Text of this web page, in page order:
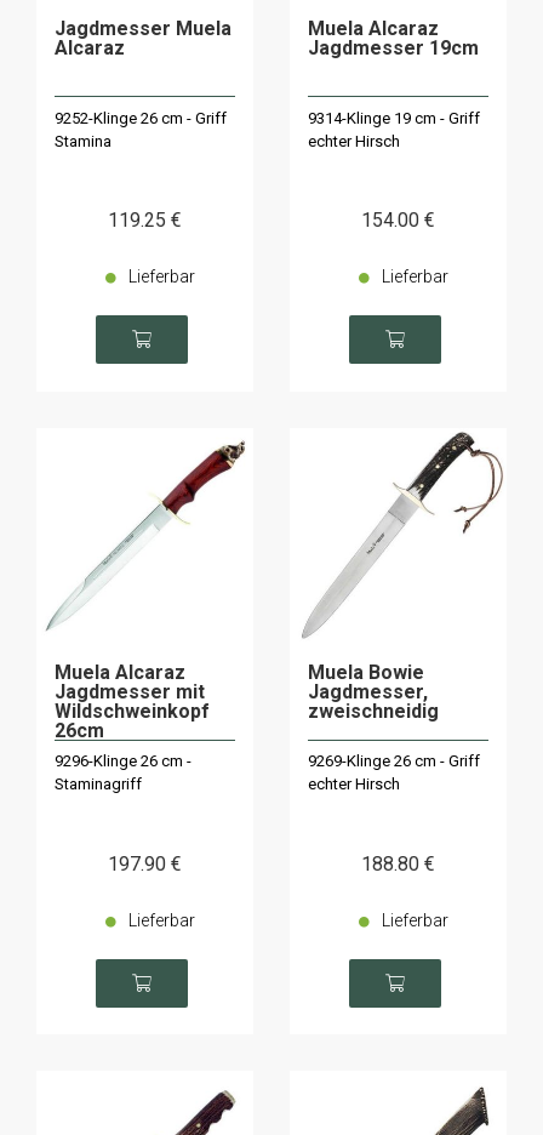
Jagdmesser Muela
Alcaraz
9252-Klinge 26 cm - Griff
Stamina
119.25 €
Lieferbar
Muela Alcaraz
Jagdmesser 19cm
9314-Klinge 19 cm - Griff
echter Hirsch
154.00 €
Lieferbar
Muela Alcaraz
Jagdmesser mit
Wildschweinkopf
26cm
9296-Klinge 26 cm -
Staminagriff
197.90 €
Lieferbar
Muela Bowie
Jagdmesser,
zweischneidig
9269-Klinge 26 cm - Griff
echter Hirsch
188.80 €
Lieferbar